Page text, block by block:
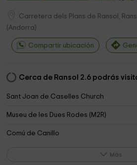
Carretera dels Plans de Ransol,
(Andorra)
Compartir ubicación
Cerca de Ransol 2.6 podrás
Sant Joan de Caselles Church
Museu de les Dues Rodes (M2R)
Comú de Canillo
Ermita de la Santa Creu de CanilloMás